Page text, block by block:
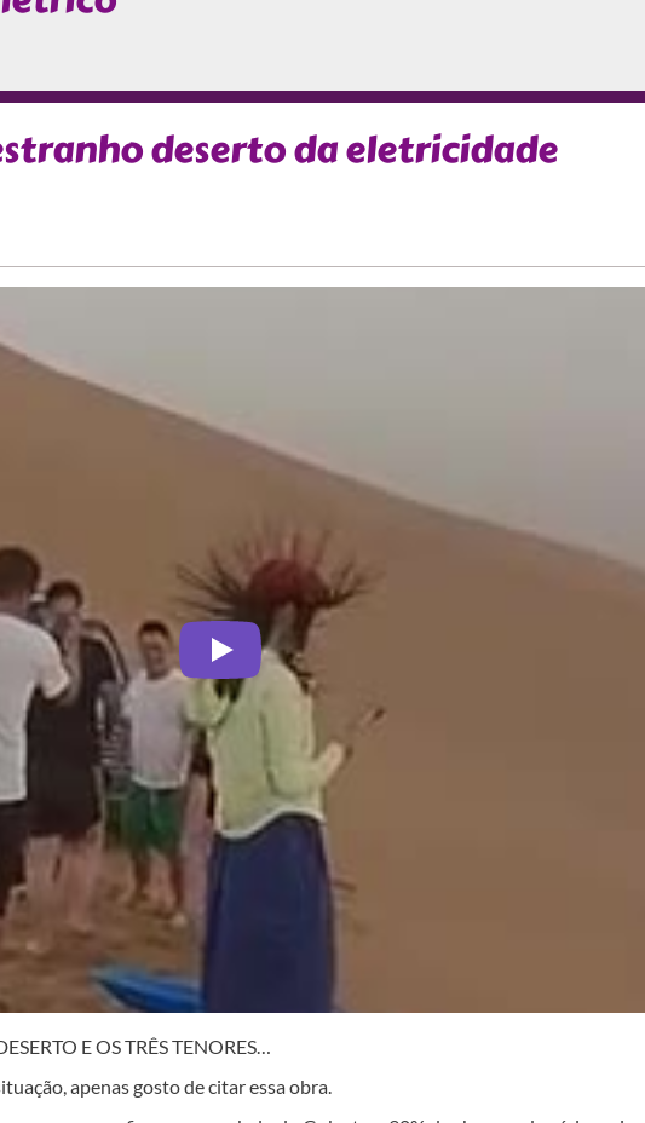
deserto da eletricidade
E OS TRÊS TENORES…
apenas gosto de citar essa obra.